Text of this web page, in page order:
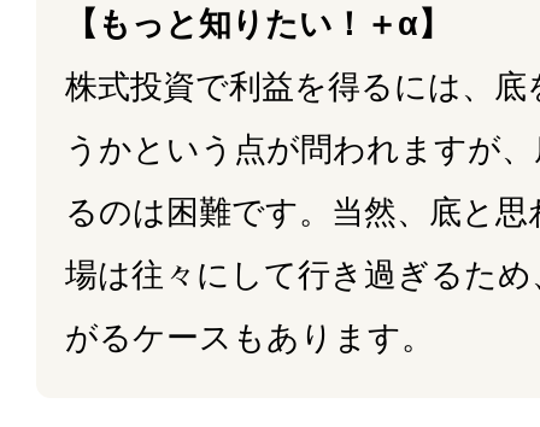
【もっと知りたい！＋α】
株式投資で利益を得るには、
うかという点が問われますが
るのは困難です。当然、底と
場は往々にして行き過ぎるた
がるケースもあります。